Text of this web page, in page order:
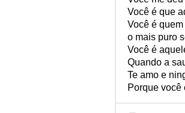
Você é que
Você é
o mais puro
Você é
Quando a
Te amo e
Porque você